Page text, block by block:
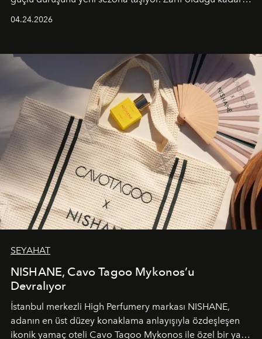
04.24.2026
SEYAHAT
NISHANE, Cavo Tagoo Mykonos’u
Devralıyor
İstanbul merkezli High Perfumery markası NISHANE,
adanın en üst düzey konaklama anlayışıyla özdeşleşen
ikonik yamaç oteli Cavo Tagoo Mykonos ile özel bir yaz